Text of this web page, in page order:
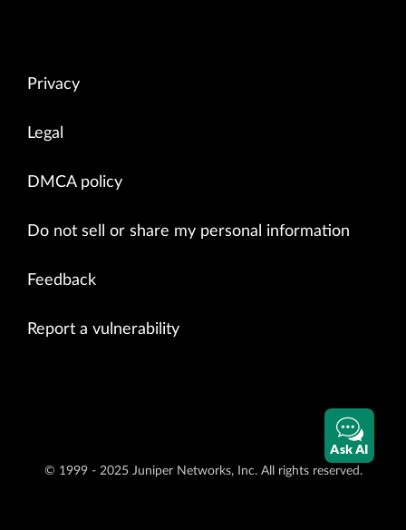
Privacy
Legal
DMCA policy
Do not sell or share my personal information
Feedback
Report a vulnerability
© 1999 - 2025 Juniper Networks, Inc. All rights reserved.
Ask AI